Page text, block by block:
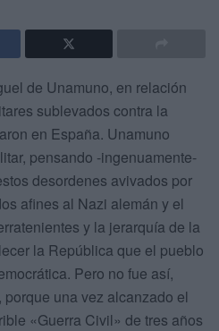
de Unamuno, en relación
sublevados contra la
en España. Unamuno
pensando -ingenuamente-
desordenes avivados por
afines al Nazi alemán y el
y la jerarquía de la
la República que el pueblo
Pero no fue así,
una vez alcanzado el
«Guerra Civil» de tres años